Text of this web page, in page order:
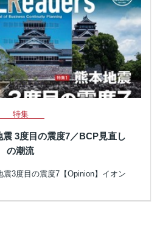
特集
3度目の震度7／BCP見直し
の潮流
3度目の震度7【Opinion】イオン